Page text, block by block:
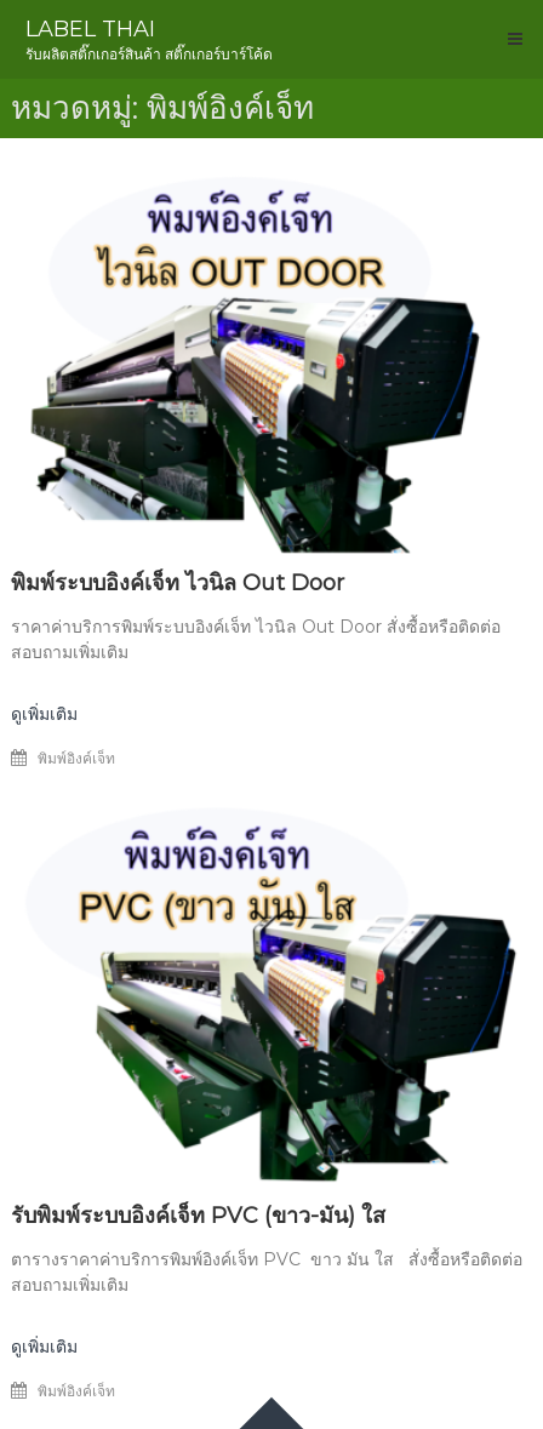
content
LABEL THAI
รับผลิตสติ๊กเกอร์สินค้า สติ๊กเกอร์บาร์โค้ด
หมวดหมู่: พิมพ์อิงค์เจ็ท
พิมพ์ระบบอิงค์เจ็ท ไวนิล Out Door
ราคาค่าบริการพิมพ์ระบบอิงค์เจ็ท ไวนิล Out Door สั่งซื้อหรือติดต่อ
สอบถามเพิ่มเติม
ดูเพิ่มเติม
พิมพ์อิงค์เจ็ท
รับพิมพ์ระบบอิงค์เจ็ท PVC (ขาว-มัน) ใส
ตารางราคาค่าบริการพิมพ์อิงค์เจ็ท PVC ขาว มัน ใส สั่งซื้อหรือติดต่อ
สอบถามเพิ่มเติม
ดูเพิ่มเติม
พิมพ์อิงค์เจ็ท